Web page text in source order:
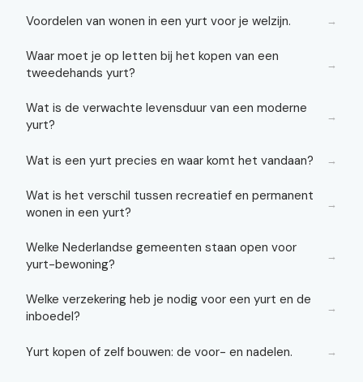
Voordelen van wonen in een yurt voor je welzijn. →
Waar moet je op letten bij het kopen van een
tweedehands yurt?
→
Wat is de verwachte levensduur van een moderne
yurt?
→
Wat is een yurt precies en waar komt het vandaan? →
Wat is het verschil tussen recreatief en permanent
wonen in een yurt?
→
Welke Nederlandse gemeenten staan open voor
yurt-bewoning?
→
Welke verzekering heb je nodig voor een yurt en de
inboedel?
→
Yurt kopen of zelf bouwen: de voor- en nadelen. →